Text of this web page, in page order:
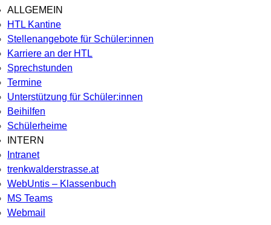
ALLGEMEIN
HTL Kantine
Stellenangebote für Schüler:innen
Karriere an der HTL
Sprechstunden
Termine
Unterstützung für Schüler:innen
Beihilfen
Schülerheime
INTERN
Intranet
trenkwalderstrasse.at
WebUntis – Klassenbuch
MS Teams
Webmail